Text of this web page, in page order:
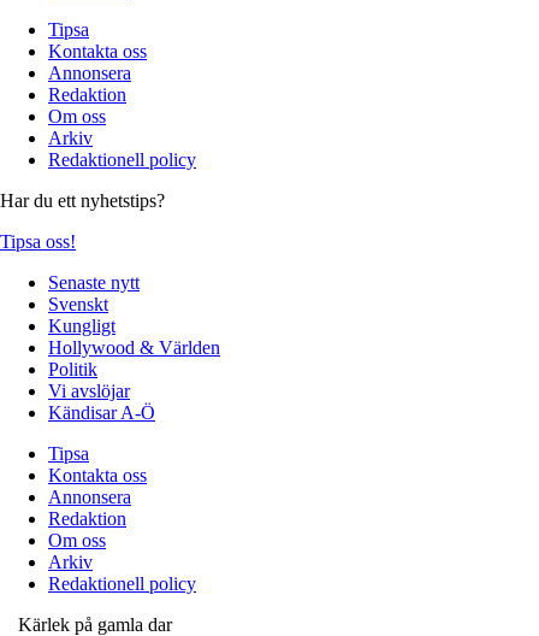
Tipsa
Kontakta oss
Annonsera
Redaktion
Om oss
Arkiv
Redaktionell policy
Har du ett nyhetstips?
Tipsa oss!
Senaste nytt
Svenskt
Kungligt
Hollywood & Världen
Politik
Vi avslöjar
Kändisar A-Ö
Tipsa
Kontakta oss
Annonsera
Redaktion
Om oss
Arkiv
Redaktionell policy
Kärlek på gamla dar